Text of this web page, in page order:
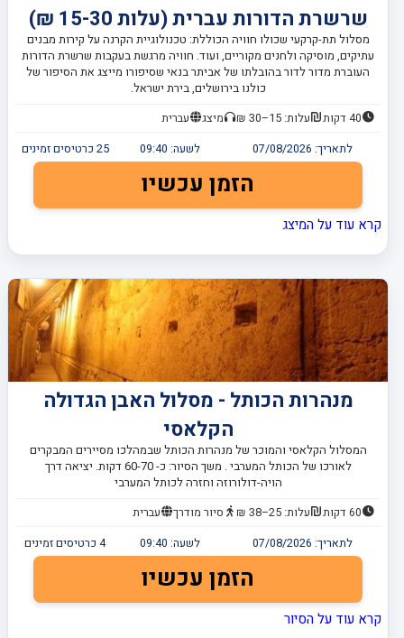
שרשרת הדורות עברית (עלות 15-30 ₪)
מסלול תת-קרקעי שכולו חוויה הכוללת: טכנולוגיית הקרנה על קירות מבנים
עתיקים, מוסיקה ולחנים מקוריים, ועוד. חוויה מרגשת בעקבות שרשרת הדורות
העוברת מדור לדור בהובלתו של אביתר בנאי שסיפורו מייצג את הסיפור של
כולנו בירושלים, בירת ישראל.
40 דקות עלות: 15–30 ₪ מיצג
עברית
לתאריך: 07/08/2026 לשעה: 09:40
25 כרטיסים זמינים
הזמן עכשיו
קרא עוד על המיצג
מנהרות הכותל - מסלול האבן הגדולה
הקלאסי
המסלול הקלאסי והמוכר של מנהרות הכותל שבמהלכו מסיירים המבקרים
לאורכו של הכותל המערבי . משך הסיור: כ- 60-70 דקות. יציאה דרך
הויה-דולורוזה וחזרה לכותל המערבי
60 דקות עלות: 25–38 ₪ סיור מודרך
עברית
לתאריך: 07/08/2026 לשעה: 09:40
4 כרטיסים זמינים
הזמן עכשיו
קרא עוד על הסיור